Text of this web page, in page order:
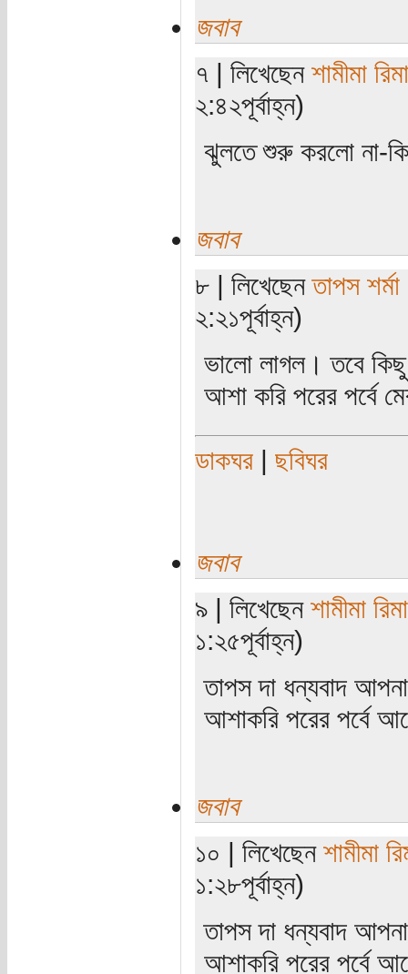
জবাব
৭ | লিখেছেন শামীমা রিমা
২:৪২পূর্বাহ্ন)
ঝুলতে শুরু করলো না-
জবাব
৮ | লিখেছেনতাপস শর্মা
২:২১পূর্বাহ্ন)
ভালো লাগল। তবে
আশা করি পরের পর্বে
ডাকঘর| ছবিঘর
জবাব
৯ | লিখেছেন শামীমা রিমা
১:২৫পূর্বাহ্ন)
তাপস দা ধন্যবাদ
আশাকরি পরের পর্বে
জবাব
১০ | লিখেছেন শামীমা
১:২৮পূর্বাহ্ন)
তাপস দা ধন্যবাদ
আশাকরি পরের পর্বে